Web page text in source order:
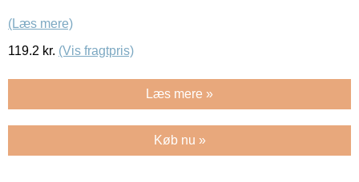
(Læs mere)
119.2 kr. (Vis fragtpris)
Læs mere »
Køb nu »